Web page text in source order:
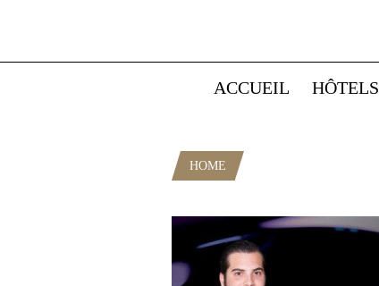
ACCUEIL HÔTELS
HOME